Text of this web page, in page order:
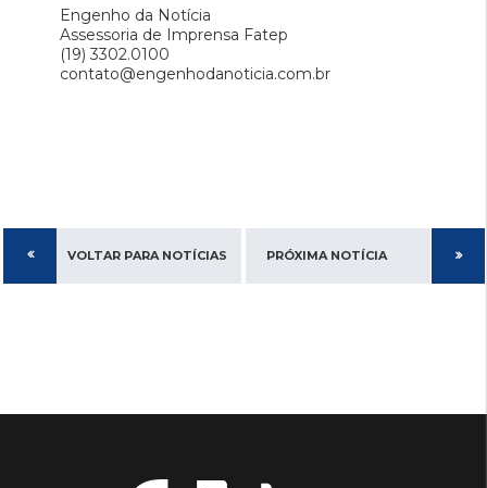
Engenho da Notícia
Assessoria de Imprensa Fatep
(19) 3302.0100
contato@engenhodanoticia.com.br
VOLTAR PARA NOTÍCIAS PRÓXIMA NOTÍCIA